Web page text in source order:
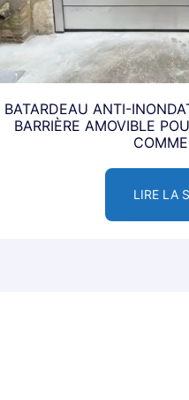
BATARDEAU ANTI-
BARRIÈRE AMOVIBLE
LIRE LA